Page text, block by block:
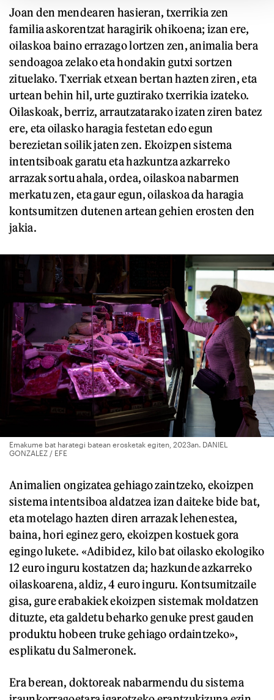
Joan den mendearen hasieran, txerrikia zen
familia askorentzat haragirik ohikoena; izan ere,
oilaskoa baino errazago lortzen zen, animalia bera
sendoagoa zelako eta hondakin gutxi sortzen
zituelako. Txerriak etxean bertan hazten ziren, eta
urtean behin hil, urte guztirako txerrikia izateko.
Oilaskoak, berriz, arrautzatarako izaten ziren batez
ere, eta oilasko haragia festetan edo egun
berezietan soilik jaten zen. Ekoizpen sistema
intentsiboak garatu eta hazkuntza azkarreko
arrazak sortu ahala, ordea, oilaskoa nabarmen
merkatu zen, eta gaur egun, oilaskoa da haragia
kontsumitzen dutenen artean gehien erosten den
jakia.
Emakume bat harategi batean erosketak egiten, 2023an. DANIEL
GONZALEZ / EFE
Animalien ongizatea gehiago zaintzeko, ekoizpen
sistema intentsiboa aldatzea izan daiteke bide bat,
eta motelago hazten diren arrazak lehenestea,
baina, hori eginez gero, ekoizpen kostuek gora
egingo lukete. «Adibidez, kilo bat oilasko ekologiko
12 euro inguru kostatzen da; hazkunde azkarreko
oilaskoarena, aldiz, 4 euro inguru. Kontsumitzaile
gisa, gure erabakiek ekoizpen sistemak moldatzen
dituzte, eta galdetu beharko genuke prest gauden
produktu hobeen truke gehiago ordaintzeko»,
esplikatu du Salmeronek.
Era berean, doktoreak nabarmendu du sistema